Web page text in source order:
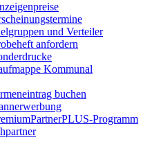
und Verteiler
anfordern
Kommunal
buchen
Programm